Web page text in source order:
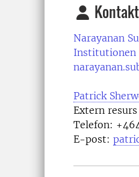
Narayanan
Institutionen
Patrick
Extern
Telefon:
E-post: